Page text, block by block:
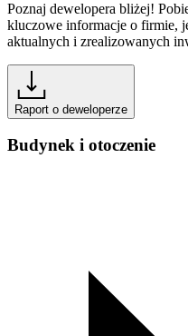
Poznaj dewelopera bliżej!
kluczowe informacje o firmie,
aktualnych i zrealizowanych
Raport o deweloperze
Budynek i otoczenie